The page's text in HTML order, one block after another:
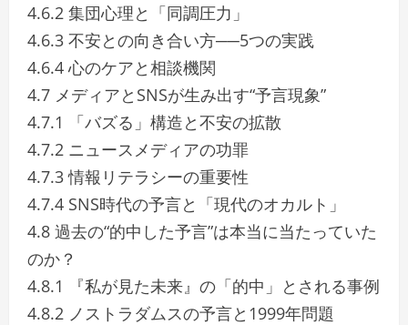
4.6.2 集団心理と「同調圧力」
4.6.3 不安との向き合い方──5つの実践
4.6.4 心のケアと相談機関
4.7 メディアとSNSが生み出す“予言現象”
4.7.1 「バズる」構造と不安の拡散
4.7.2 ニュースメディアの功罪
4.7.3 情報リテラシーの重要性
4.7.4 SNS時代の予言と「現代のオカルト」
4.8 過去の“的中した予言”は本当に当たっていた
のか？
4.8.1 『私が見た未来』の「的中」とされる事例
4.8.2 ノストラダムスの予言と1999年問題